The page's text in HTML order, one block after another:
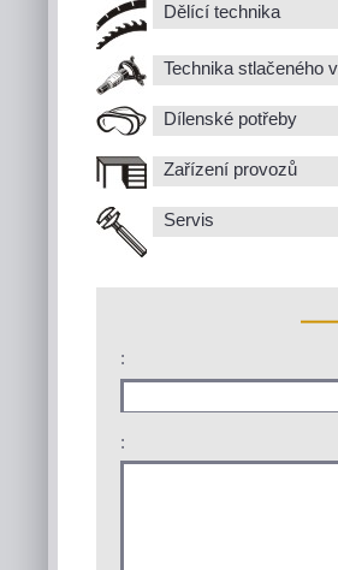
Dělící technika
Technika stlačeného
Dílenské potřeby
Zařízení provozů
Servis
:
: